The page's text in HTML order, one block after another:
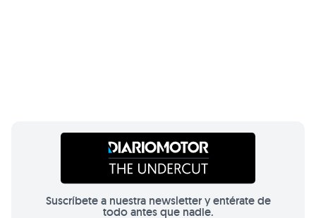
Suscríbete a nuestra newsletter y entérate de
todo antes que nadie.